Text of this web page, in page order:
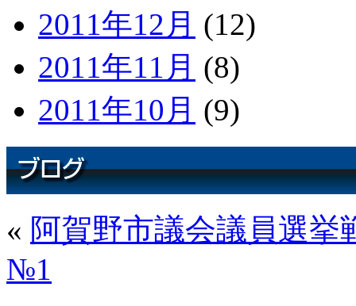
2011年12月 (12)
2011年11月 (8)
2011年10月 (9)
« 阿賀野市議会議員選挙
№1